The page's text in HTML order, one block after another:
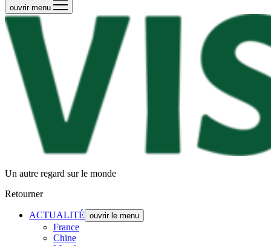
ouvrir menu
Un autre regard sur le monde
Retourner
ACTUALITÉ ouvrir le menu
France
Chine